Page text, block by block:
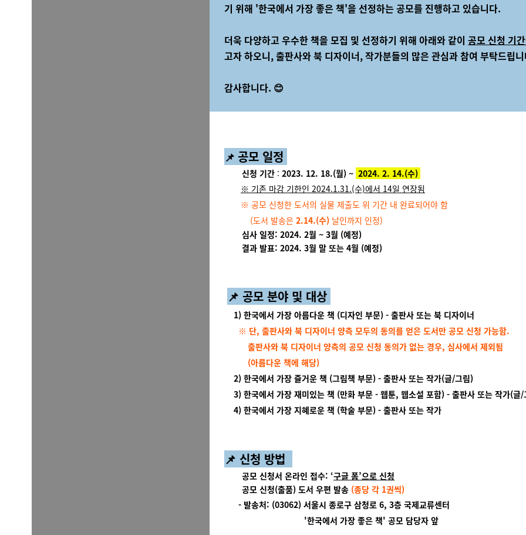
기 위해 '한국에서 가장 좋은 책'을 선정하는 공모를 진행하고 있습니다.
더욱 다양하고 우수한 책을 모집 및 선정하기 위해 아래와 같이 공모 신청 기
고자 하오니,출판사와 북 디자이너, 작가분들의 많은 관심과 참여 부탁드립
감사합니다. 😊
📌 공모 일정
신청 기간 : 2023. 12. 18.(월) ~ 2024. 2. 14.(수)
※ 기존 마감 기한인 2024.1.31.(수)에서 14일 연장됨
※ 공모 신청한 도서의 실물 제출도 위 기간 내 완료되어야 함
(도서 발송은 2.14.(수) 날인까지 인정)
심사 일정: 2024. 2월 ~ 3월 (예정)
결과 발표: 2024. 3월 말 또는 4월 (예정)
📌 공모 분야 및 대상
1) 한국에서 가장 아름다운 책 (디자인 부문) - 출판사 또는 북 디자이너
※ 단, 출판사와 북 디자이너 양측 모두의 동의를 얻은 도서만 공모 신청 가능함.
출판사와 북 디자이너 양측의 공모 신청 동의가 없는 경우, 심사에서 제외됨
(아름다운 책에 해당)
2) 한국에서 가장 즐거운 책 (그림책 부문) - 출판사 또는 작가(글/그림)
3) 한국에서 가장 재미있는 책 (만화 부문 - 웹툰, 웹소설 포함) - 출판사 또는 작가(글/
4) 한국에서 가장 지혜로운 책 (학술 부문) - 출판사 또는 작가
📌 신청 방법
공모 신청서 온라인 접수: ‘구글 폼’으로 신청
공모 신청(출품) 도서 우편 발송 (종당 각 1권씩)
- 발송처: (03062) 서울시 종로구 삼청로 6, 3층 국제교류센터
'한국에서 가장 좋은 책' 공모 담당자 앞